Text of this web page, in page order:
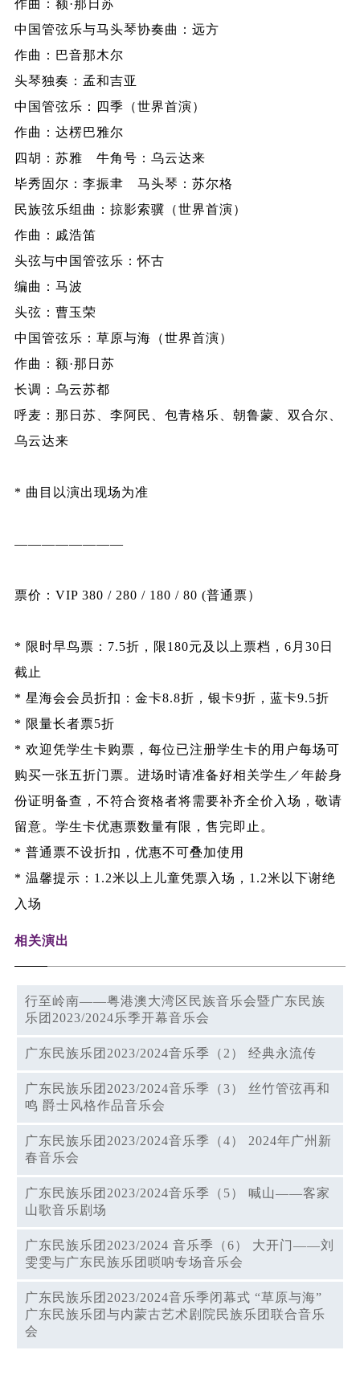
作曲：额·那日苏
中国管弦乐与马头琴协奏曲：远方
作曲：巴音那木尔
头琴独奏：孟和吉亚
中国管弦乐：四季（世界首演）
作曲：达楞巴雅尔
四胡：苏雅 牛角号：乌云达来
毕秀固尔：李振聿 马头琴：苏尔格
民族弦乐组曲：掠影索骥（世界首演）
作曲：戚浩笛
头弦与中国管弦乐：怀古
编曲：马波
头弦：曹玉荣
中国管弦乐：草原与海（世界首演）
作曲：额·那日苏
长调：乌云苏都
呼麦：那日苏、李阿民、包青格乐、朝鲁蒙、双合尔、
乌云达来
* 曲目以演出现场为准
————————
票价：VIP 380 / 280 / 180 / 80 (普通票）
* 限时早鸟票：7.5折，限180元及以上票档，6月30日
截止
* 星海会会员折扣：金卡8.8折，银卡9折，蓝卡9.5折
* 限量长者票5折
* 欢迎凭学生卡购票，每位已注册学生卡的用户每场可
购买一张五折门票。进场时请准备好相关学生／年龄身
份证明备查，不符合资格者将需要补齐全价入场，敬请
留意。学生卡优惠票数量有限，售完即止。
* 普通票不设折扣，优惠不可叠加使用
* 温馨提示：1.2米以上儿童凭票入场，1.2米以下谢绝
入场
相关演出
行至岭南——粤港澳大湾区民族音乐会暨广东民族
乐团2023/2024乐季开幕音乐会
广东民族乐团2023/2024音乐季（2） 经典永流传
广东民族乐团2023/2024音乐季（3） 丝竹管弦再和
鸣 爵士风格作品音乐会
广东民族乐团2023/2024音乐季（4） 2024年广州新
春音乐会
广东民族乐团2023/2024音乐季（5） 喊山——客家
山歌音乐剧场
广东民族乐团2023/2024 音乐季（6） 大开门——刘
雯雯与广东民族乐团唢呐专场音乐会
广东民族乐团2023/2024音乐季闭幕式 “草原与海”
广东民族乐团与内蒙古艺术剧院民族乐团联合音乐
会